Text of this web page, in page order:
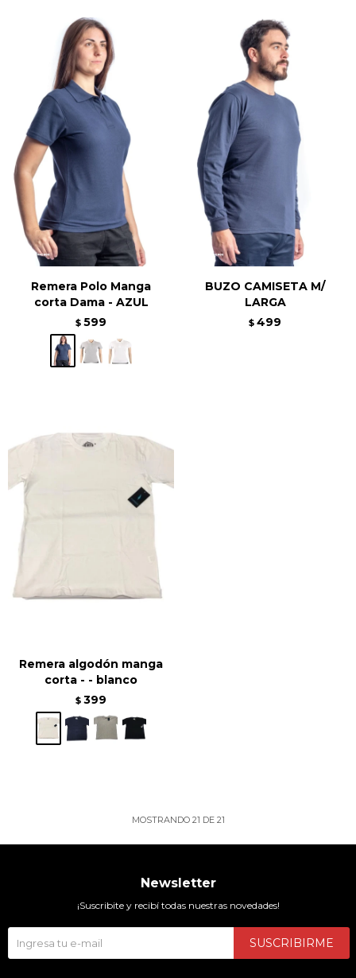
Remera Polo Manga
corta Dama - AZUL
$ 599
BUZO CAMISETA M/
LARGA
$ 499
Remera algodón manga
corta - - blanco
$ 399
MOSTRANDO 21 DE 21
Newsletter
¡Suscribite y recibí todas nuestras novedades!
SUSCRIBIRME